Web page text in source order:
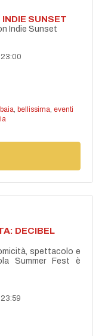
SUNSET
Indie Sunset
23:00
, bellissima, eventi
DECIBEL
spettacolo e
Summer Fest è
23:59